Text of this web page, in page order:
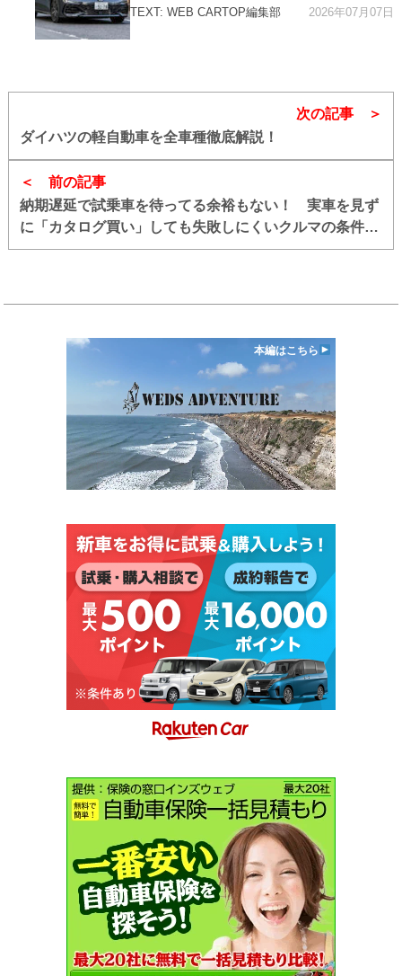
TEXT: WEB CARTOP編集部 2026年07月07日
前の記事
納期遅延で試乗車を待ってる余裕もない！ 実車を見ず
に「カタログ買い」しても失敗しにくいクルマの条件４
つ
次の記事
ダイハツの軽自動車を全車種徹底解説！
本編はこちら